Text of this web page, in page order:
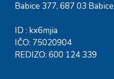
Babice 377, 687 03 Babice
ID : kx6mjia
IČO: 75020904
REDIZO: 600 124 339